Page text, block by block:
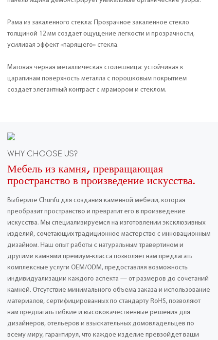
Рама из закаленного стекла: Прозрачное закаленное стекло
толщиной 12 мм создает ощущение легкости и прозрачности,
усиливая эффект «парящего» стекла.
Матовая черная металлическая столешница: устойчивая к
царапинам поверхность металла с порошковым покрытием
создает элегантный контраст с мрамором и стеклом.
WHY CHOOSE US?
Мебель из камня, превращающая
пространство в произведение искусства.
Выберите Chunfu для создания каменной мебели, которая
преобразит пространство и превратит его в произведение
искусства. Мы специализируемся на изготовлении эксклюзивных
изделий, сочетающих традиционное мастерство с инновационным
дизайном. Наш опыт работы с натуральным травертином и
другими камнями премиум-класса позволяет нам предлагать
комплексные услуги OEM/ODM, предоставляя возможность
индивидуализации каждого аспекта — от размеров до сочетаний
камней. Отсутствие минимального объема заказа и использование
материалов, сертифицированных по стандарту RoHS, позволяют
нам предлагать гибкие и высококачественные решения для
дизайнеров, отельеров и взыскательных домовладельцев по
всему миру, гарантируя, что каждое изделие превзойдет ваши